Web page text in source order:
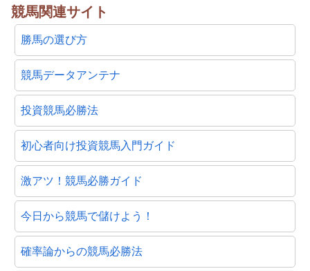
競馬関連サイト
勝馬の選び方
競馬データアンテナ
投資競馬必勝法
初心者向け投資競馬入門ガイド
激アツ！競馬必勝ガイド
今日から競馬で儲けよう！
確率論からの競馬必勝法